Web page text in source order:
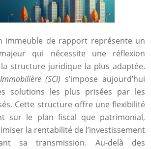
immeuble de rapport représente un
qui nécessite une réflexion
structure juridique la plus adaptée.
(SCI) s’impose aujourd’hui
solutions les plus prisées par les
Cette structure offre une flexibilité
sur le plan fiscal que patrimonial,
la rentabilité de l’investissement
sa transmission. Au-delà des